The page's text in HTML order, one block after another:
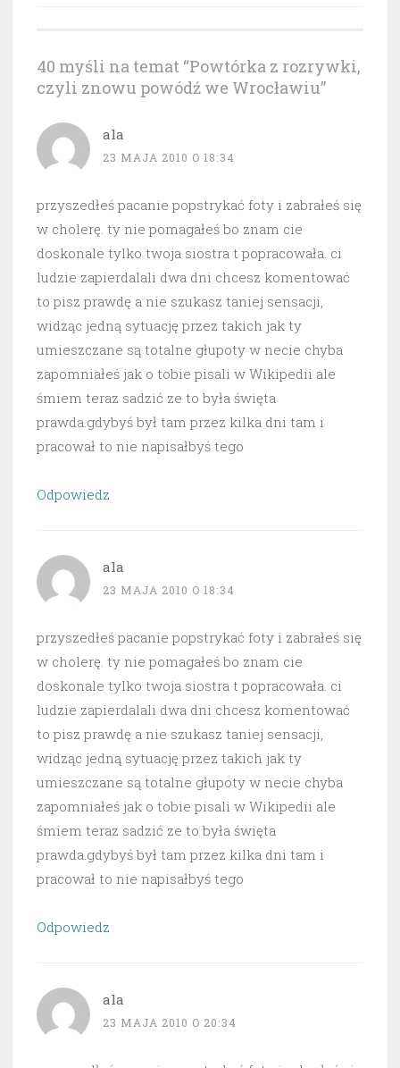
40 myśli na temat “Powtórka z rozrywki,
czyli znowu powódź we Wrocławiu”
ala
23 MAJA 2010 O 18:34
przyszedłeś pacanie popstrykać foty i zabrałeś się
w cholerę. ty nie pomagałeś bo znam cie
doskonale tylko twoja siostra t popracowała. ci
ludzie zapierdalali dwa dni chcesz komentować
to pisz prawdę a nie szukasz taniej sensacji,
widząc jedną sytuację przez takich jak ty
umieszczane są totalne głupoty w necie chyba
zapomniałeś jak o tobie pisali w Wikipedii ale
śmiem teraz sadzić ze to była święta
prawda.gdybyś był tam przez kilka dni tam i
pracował to nie napisałbyś tego
Odpowiedz
ala
23 MAJA 2010 O 18:34
przyszedłeś pacanie popstrykać foty i zabrałeś się
w cholerę. ty nie pomagałeś bo znam cie
doskonale tylko twoja siostra t popracowała. ci
ludzie zapierdalali dwa dni chcesz komentować
to pisz prawdę a nie szukasz taniej sensacji,
widząc jedną sytuację przez takich jak ty
umieszczane są totalne głupoty w necie chyba
zapomniałeś jak o tobie pisali w Wikipedii ale
śmiem teraz sadzić ze to była święta
prawda.gdybyś był tam przez kilka dni tam i
pracował to nie napisałbyś tego
Odpowiedz
ala
23 MAJA 2010 O 20:34